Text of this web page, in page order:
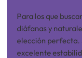
Para los que
diáfanas y
elección perfecta.
excelente